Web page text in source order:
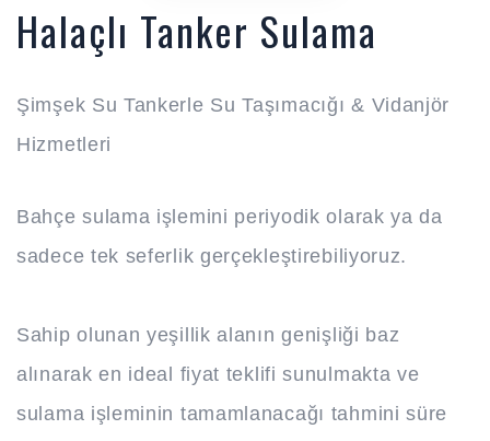
Halaçlı Tanker Sulama
Şimşek Su Tankerle Su Taşımacığı & Vidanjör
Hizmetleri
Bahçe sulama işlemini periyodik olarak ya da
sadece tek seferlik gerçekleştirebiliyoruz.
Sahip olunan yeşillik alanın genişliği baz
alınarak en ideal fiyat teklifi sunulmakta ve
sulama işleminin tamamlanacağı tahmini süre